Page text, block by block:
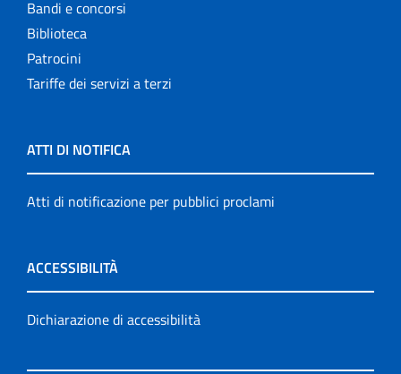
Bandi e concorsi
Biblioteca
Patrocini
Tariffe dei servizi a terzi
ATTI DI NOTIFICA
Atti di notificazione per pubblici proclami
ACCESSIBILITÀ
Dichiarazione di accessibilità